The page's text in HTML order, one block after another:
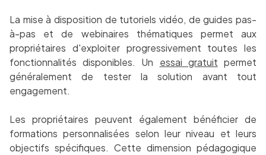
La mise à disposition de tutoriels vidéo, de guides pas-
à-pas et de webinaires thématiques permet aux
propriétaires d'exploiter progressivement toutes les
fonctionnalités disponibles. Un essai gratuit permet
généralement de tester la solution avant tout
engagement.
Les propriétaires peuvent également bénéficier de
formations personnalisées selon leur niveau et leurs
objectifs spécifiques. Cette dimension pédagogique